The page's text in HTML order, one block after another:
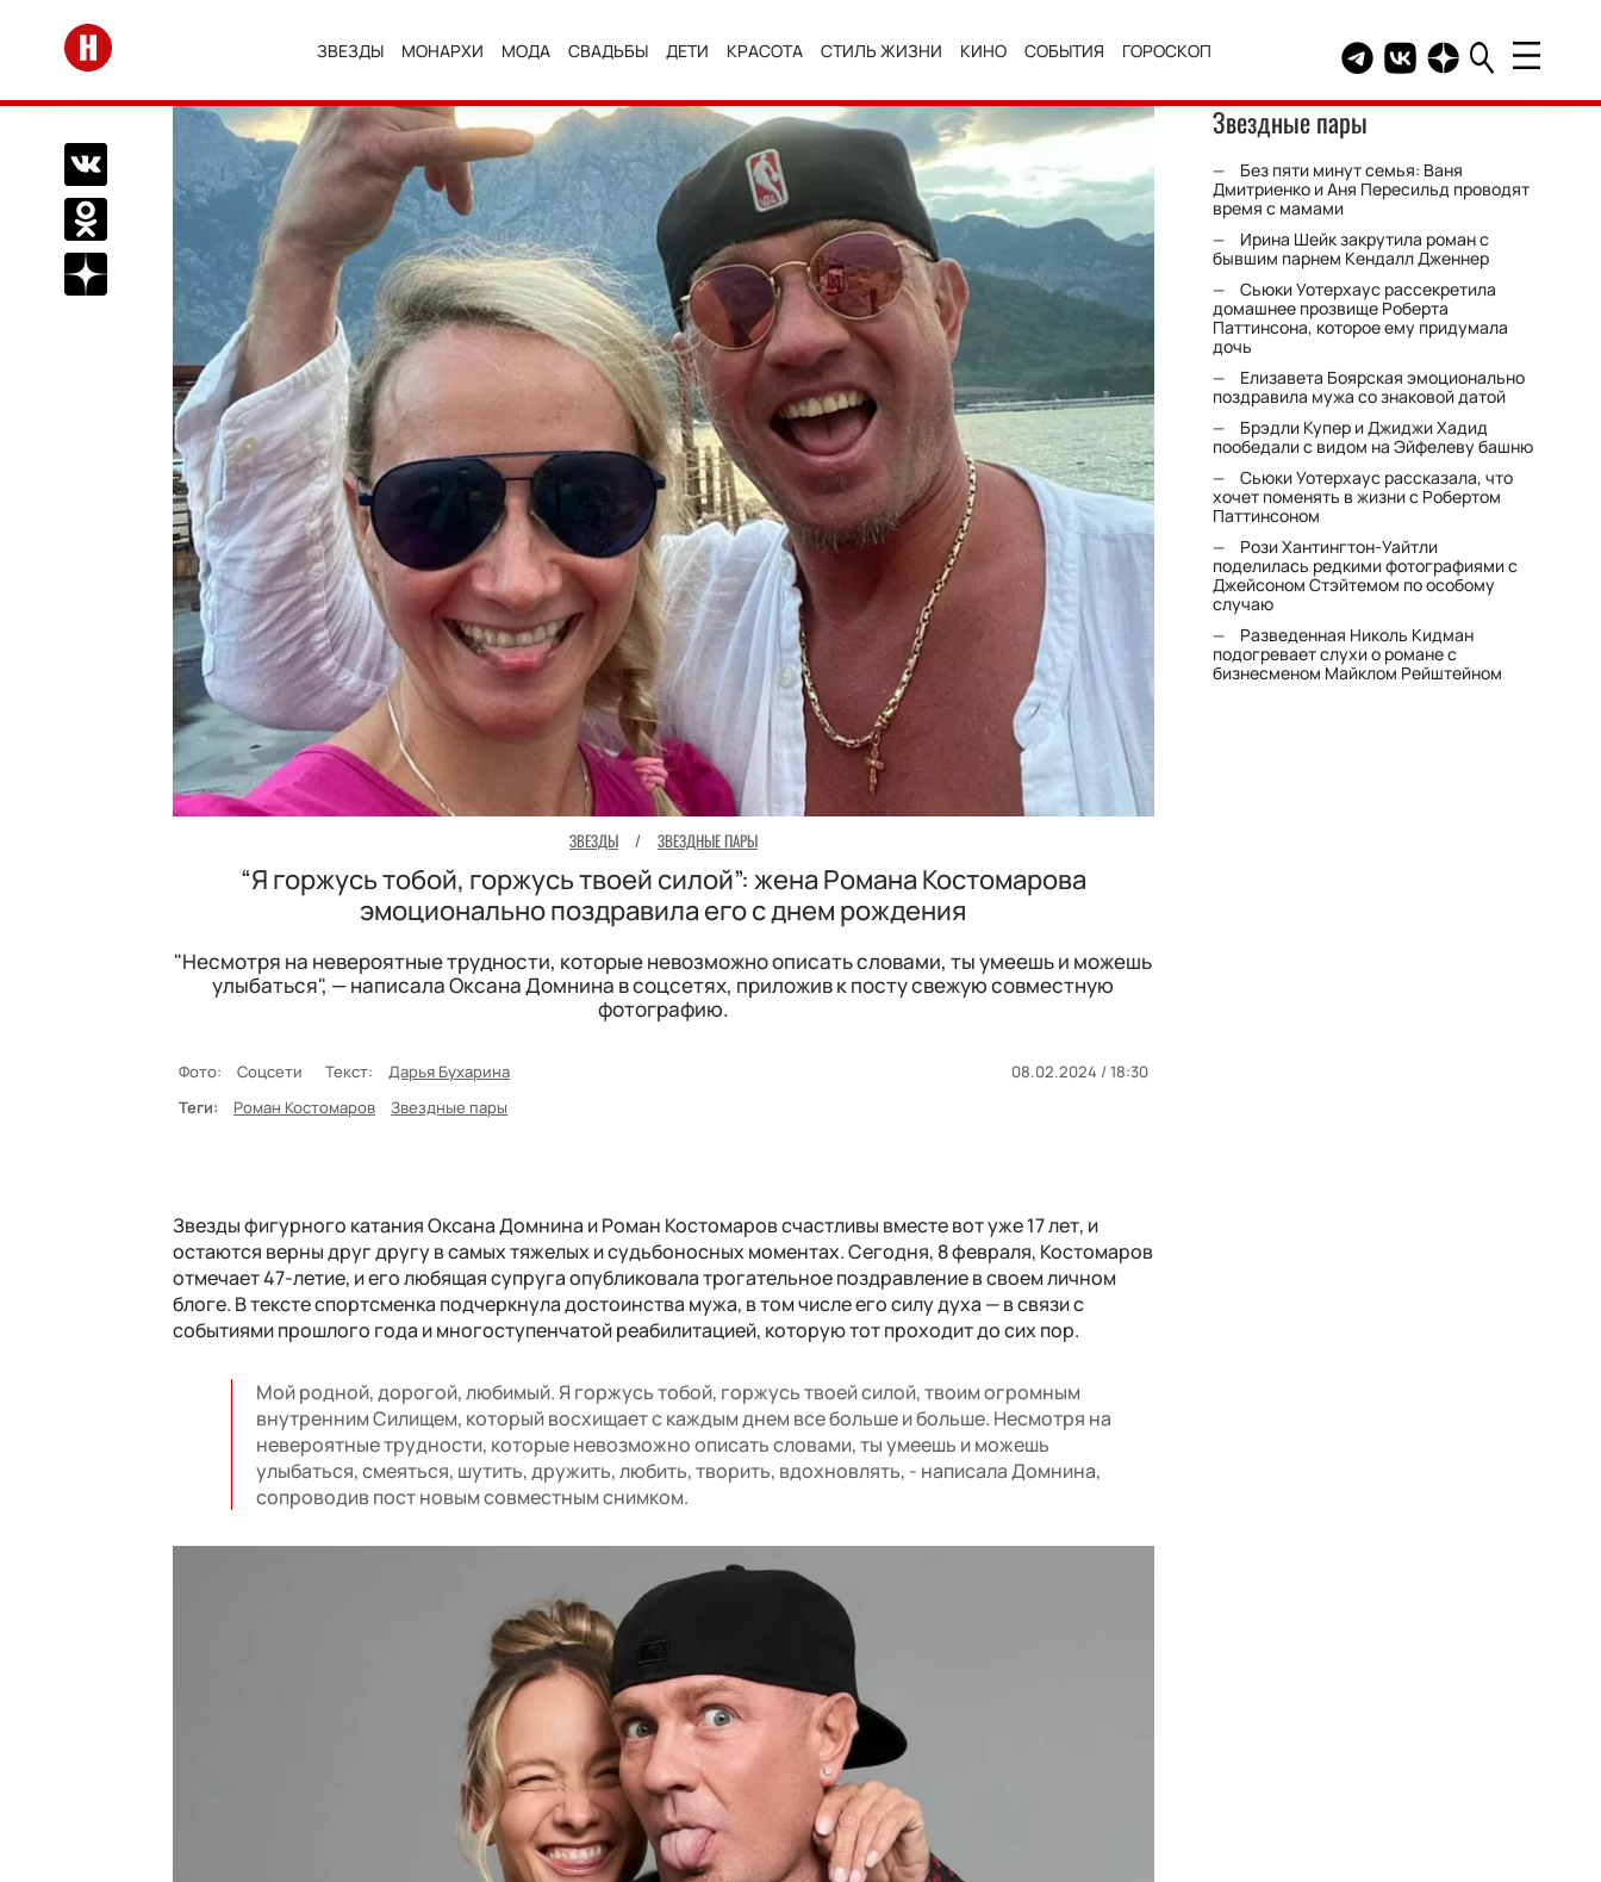
Перейти на главную
ЗВЕЗДЫ МОНАРХИ МОДА СВАДЬБЫ ДЕТИ КРАСОТА СТИЛЬ ЖИЗНИ КИНО СОБЫТИЯ ГОРОСКОП Telegram канал HELLO
Группа HELLO
Канал HELLO в
Поделиться Вконтакте
Поделиться в Одноклассниках
Подписаться на нас в Дзен
ЗВЕЗДЫ / ЗВЕЗДНЫЕ ПАРЫ
“Я горжусь тобой, горжусь твоей силой”: жена Романа Костомарова
эмоционально поздравила его с днем рождения
"Несмотря на невероятные трудности, которые невозможно описать словами, ты умеешь и можешь
улыбаться", — написала Оксана Домнина в соцсетях, приложив к посту свежую совместную
фотографию.
Фото: Соцсети Текст: Дарья Бухарина
08.02.2024 / 18:30
Теги:
Роман Костомаров Звездные пары
Звезды фигурного катания Оксана Домнина и Роман Костомаров счастливы вместе вот уже 17 лет, и
остаются верны друг другу в самых тяжелых и судьбоносных моментах. Сегодня, 8 февраля, Костомаров
отмечает 47-летие, и его любящая супруга опубликовала трогательное поздравление в своем личном
блоге. В тексте спортсменка подчеркнула достоинства мужа, в том числе его силу духа — в связи с
событиями прошлого года и многоступенчатой реабилитацией, которую тот проходит до сих пор.
Мой родной, дорогой, любимый. Я горжусь тобой, горжусь твоей силой, твоим огромным
внутренним Силищем, который восхищает с каждым днем все больше и больше. Несмотря на
невероятные трудности, которые невозможно описать словами, ты умеешь и можешь
улыбаться, смеяться, шутить, дружить, любить, творить, вдохновлять, - написала Домнина,
сопроводив пост новым совместным снимком.
Звездные пары
Без пяти минут семья: Ваня
Дмитриенко и Аня Пересильд проводят
время с мамами
Ирина Шейк закрутила роман с
бывшим парнем Кендалл Дженнер
Сьюки Уотерхаус рассекретила
домашнее прозвище Роберта
Паттинсона, которое ему придумала
дочь
Елизавета Боярская эмоционально
поздравила мужа со знаковой датой
Брэдли Купер и Джиджи Хадид
пообедали с видом на Эйфелеву башню
Сьюки Уотерхаус рассказала, что
хочет поменять в жизни с Робертом
Паттинсоном
Рози Хантингтон-Уайтли
поделилась редкими фотографиями с
Джейсоном Стэйтемом по особому
случаю
Разведенная Николь Кидман
подогревает слухи о романе с
бизнесменом Майклом Рейштейном